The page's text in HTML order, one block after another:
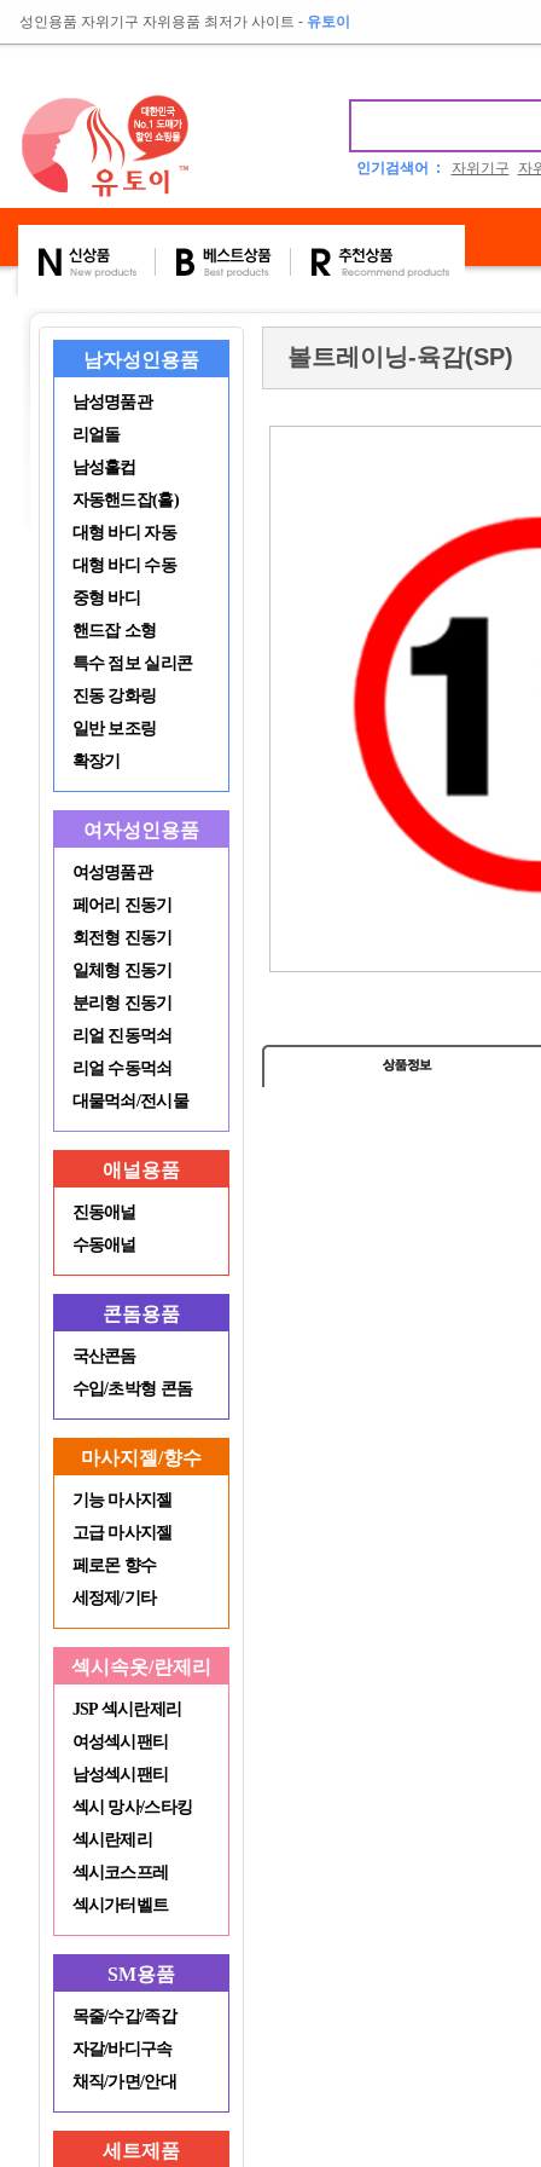
성인용품 자위기구 자위용품 최저가 사이트 - 유토이
인기검색어 : 자위기구 자
남자성인용품
남성명품관
리얼돌
남성홀컵
자동핸드잡(홀)
대형 바디 자동
대형 바디 수동
중형 바디
핸드잡 소형
특수 점보 실리콘
진동 강화링
일반 보조링
확장기
여자성인용품
여성명품관
페어리 진동기
회전형 진동기
일체형 진동기
분리형 진동기
리얼 진동먹쇠
리얼 수동먹쇠
대물먹쇠/전시물
애널용품
진동애널
수동애널
콘돔용품
국산콘돔
수입/초박형 콘돔
마사지젤/향수
기능 마사지젤
고급 마사지젤
페로몬 향수
세정제/기타
섹시속옷/란제리
JSP 섹시란제리
여성섹시팬티
남성섹시팬티
섹시 망사/스타킹
섹시란제리
섹시코스프레
섹시가터벨트
SM용품
목줄/수갑/족갑
자갈/바디구속
채직/가면/안대
세트제품
볼트레이닝-육감(SP)